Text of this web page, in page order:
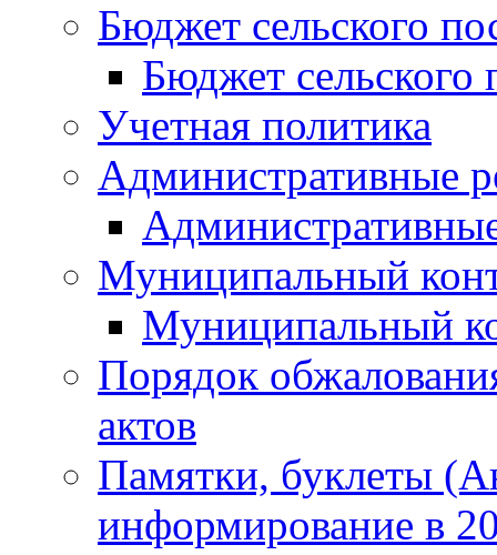
Бюджет сельского
Бюджет сельского
Учетная политика
Административные
Муниципальный
Муниципальный
Порядок
актов
Памятки, буклеты
информирование в